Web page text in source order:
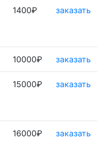
1400₽ заказать
10000₽ заказать
15000₽ заказать
16000₽ заказать